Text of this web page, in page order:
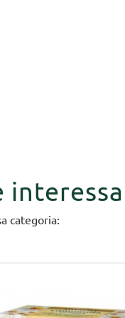
categoria: